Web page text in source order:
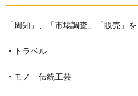
「周知」、「市場調査」「販売」
・トラベル
・モノ 伝統工芸